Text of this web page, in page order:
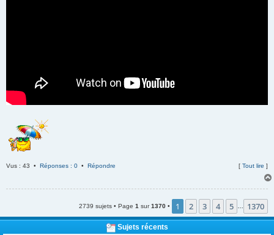
Vus : 43 • Réponses : 0 • Répondre [ Tout lire ]
2739 sujets • Page 1 sur1370 • 1 2 3 4 5 1370
Sujets récents